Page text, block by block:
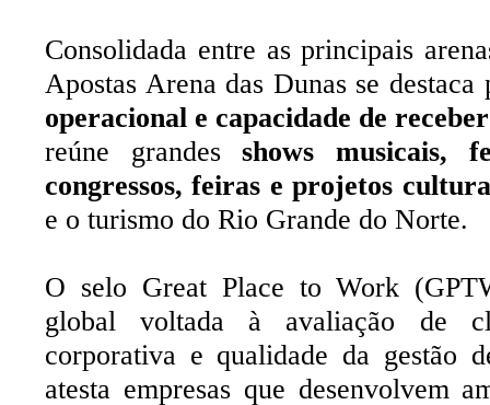
Consolidada entre as principais
Apostas Arena das Dunas se
operacional e capacidade de
reúne grandesshows musicais,
congressos, feiras e projetos
e o turismo do Rio Grande do Norte.
O selo Great Place to Work
global voltada à avaliação de
corporativa e qualidade da gestão
atesta empresas que desenvolvem